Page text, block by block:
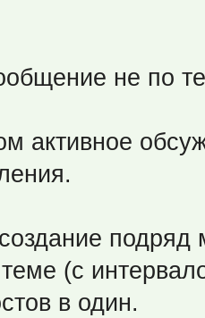
не по
активное
подряд
(с
в один.